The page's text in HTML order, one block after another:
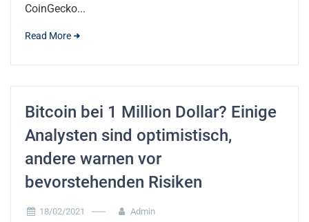
CoinGecko...
Read More
Bitcoin bei 1 Million Dollar? Einige
Analysten sind optimistisch,
andere warnen vor
bevorstehenden Risiken
18/02/2021 Admin